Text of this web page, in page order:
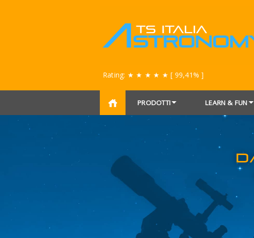
Rating: ★ ★ ★ ★ ★ [ 99,41% ]
PRODOTTI LEARN & FUN